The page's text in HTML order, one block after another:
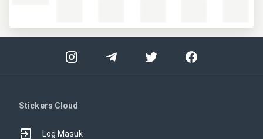
Stickers Cloud
Log Masuk